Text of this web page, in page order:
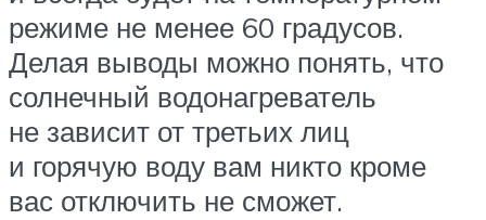
режиме не менее 60 градусов.
Делая выводы можно понять, что
солнечный водонагреватель
не зависит от третьих лиц
и горячую воду вам никто кроме
вас отключить не сможет.